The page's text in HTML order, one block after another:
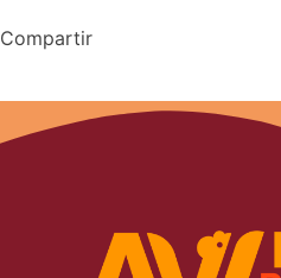
Compartir